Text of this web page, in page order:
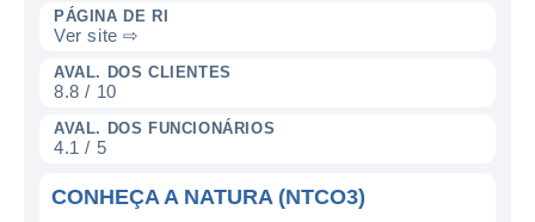
PÁGINA DE RI
Ver site ⇨
AVAL. DOS CLIENTES
8.8 / 10
AVAL. DOS FUNCIONÁRIOS
4.1 / 5
CONHEÇA A NATURA (NTCO3)